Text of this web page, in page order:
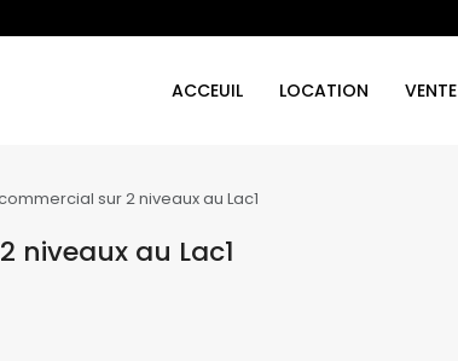
ACCEUIL LOCATION VENTE
sur 2 niveaux au Lac1
niveaux au Lac1